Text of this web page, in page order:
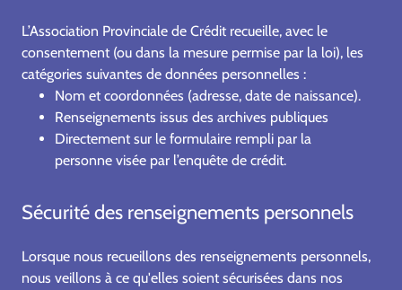
L’Association Provinciale de Crédit recueille, avec le
consentement (ou dans la mesure permise par la loi), les
catégories suivantes de données personnelles :
Nom et coordonnées (adresse, date de naissance).
Renseignements issus des archives publiques
Directement sur le formulaire rempli par la
personne visée par l’enquête de crédit.
Sécurité des renseignements personnels
Lorsque nous recueillons des renseignements personnels,
nous veillons à ce qu'elles soient sécurisées dans nos